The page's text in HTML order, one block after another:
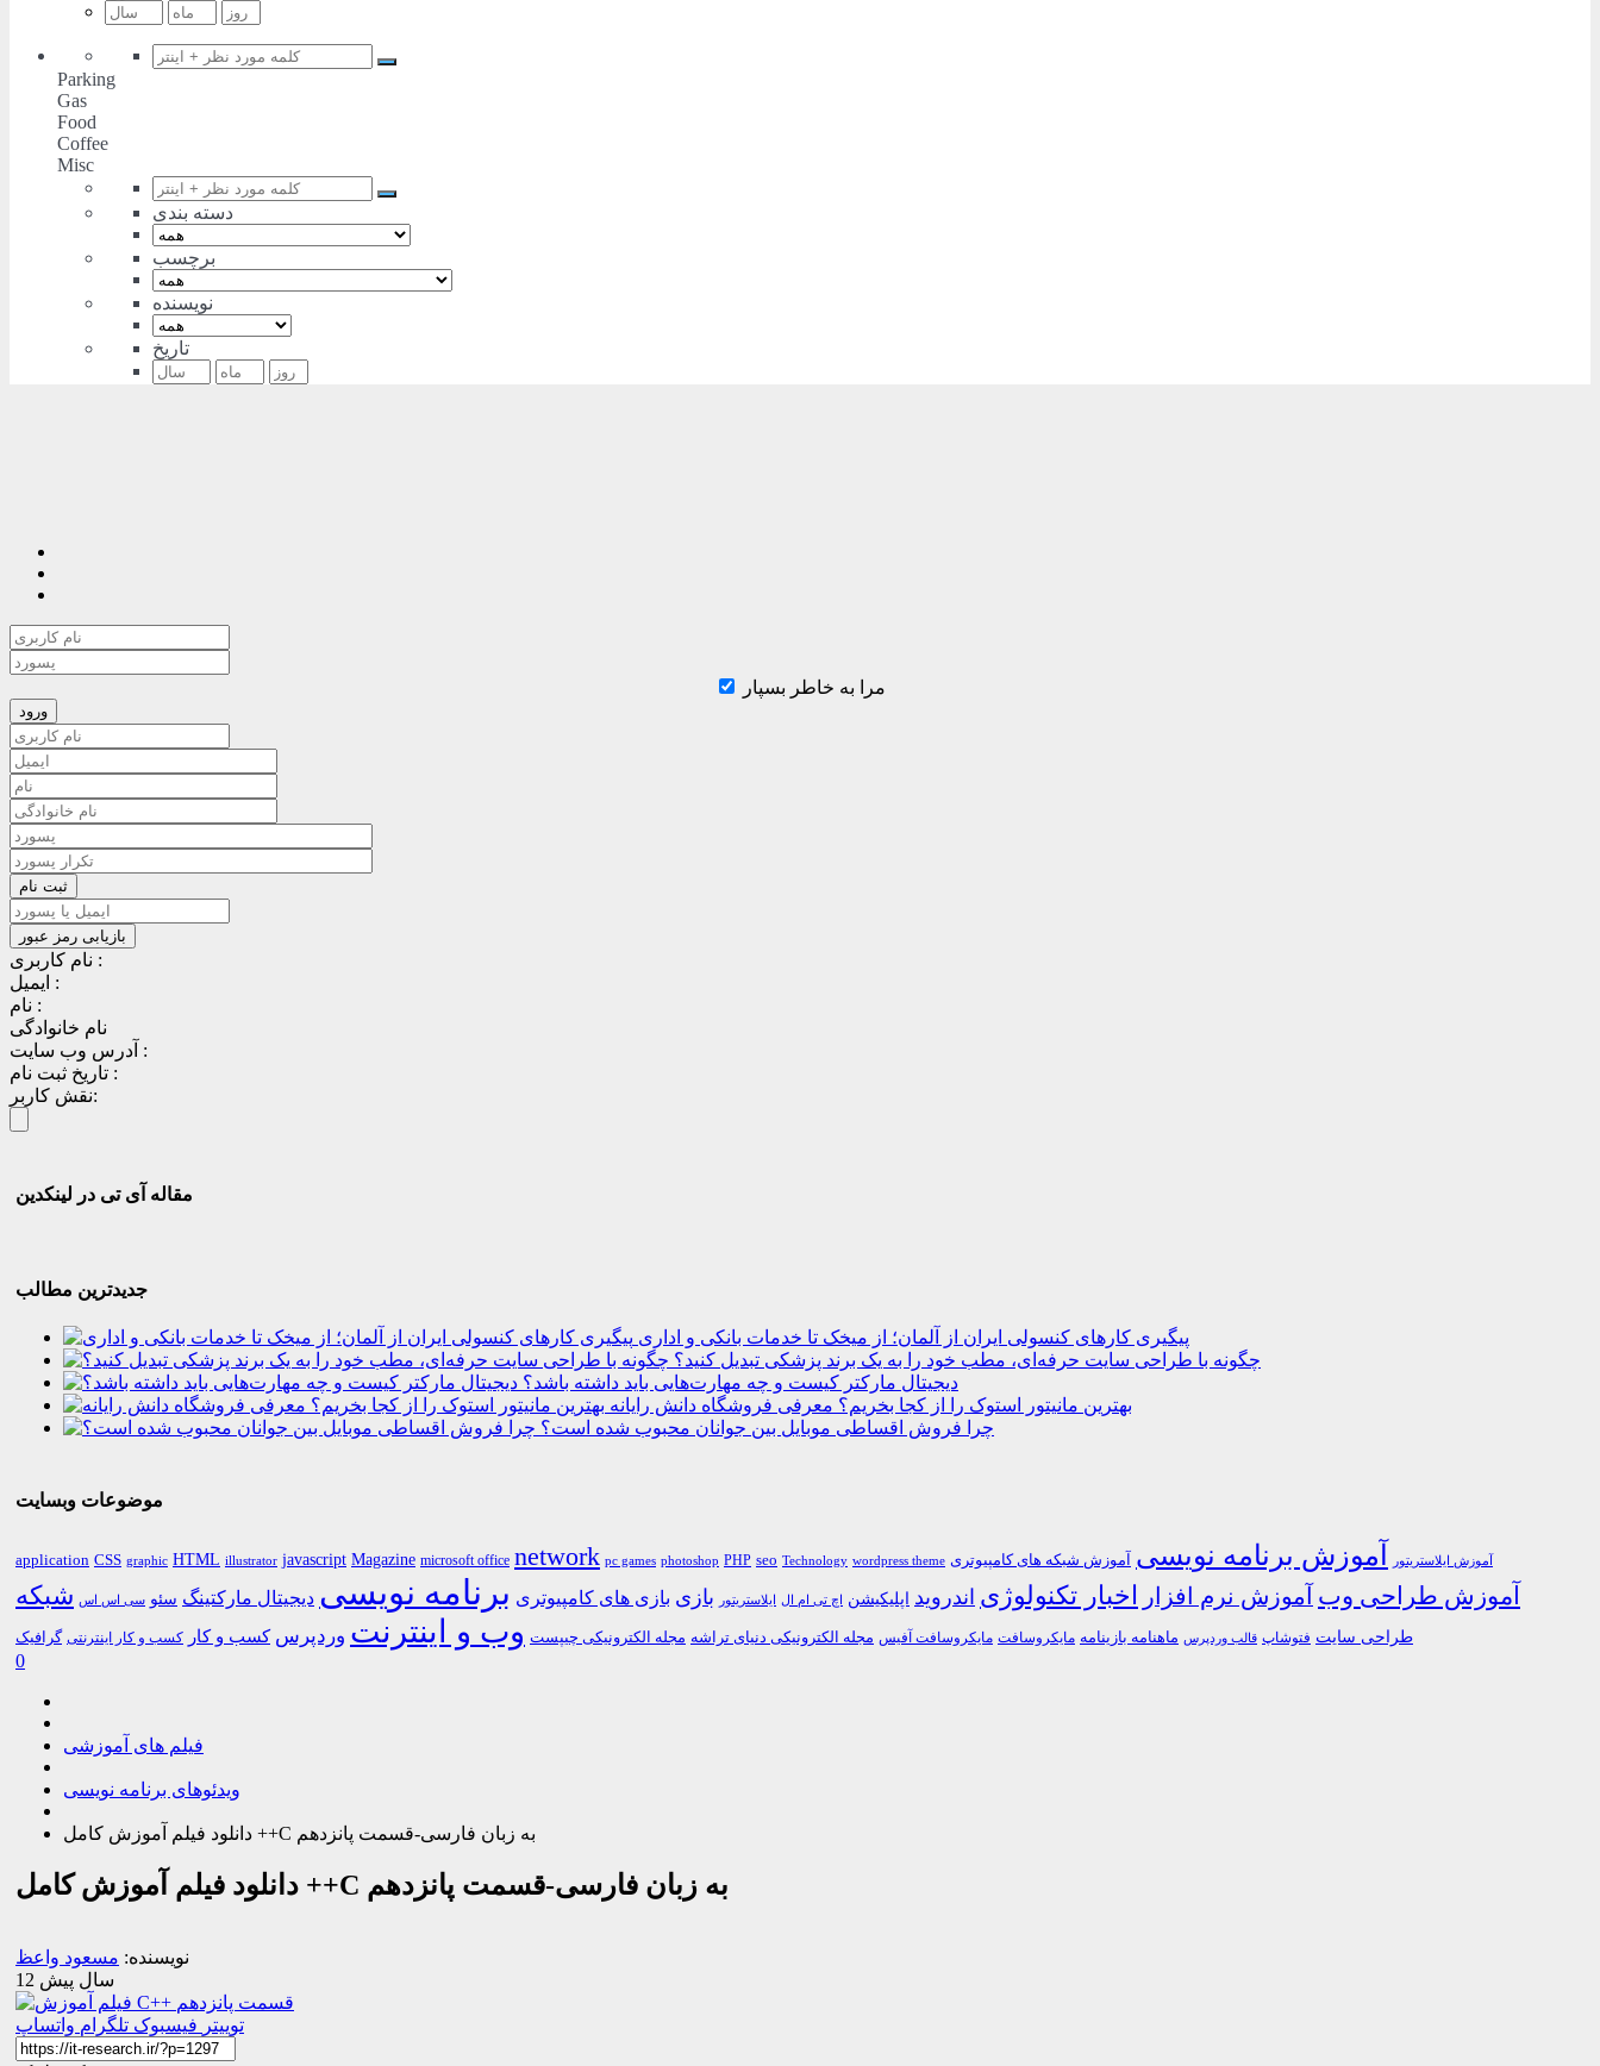
Parking
Gas
Food
Coffee
Misc
دسته بندی
برچسب
نویسنده
تاریخ
مرا به خاطر بسپار
نام کاربری :
ایمیل :
نام :
نام خانوادگی
آدرس وب سایت :
تاریخ ثبت نام :
نقش کاربر:
مقاله آی تی در لینکدین
جدیدترین مطالب
پیگیری کارهای کنسولی ایران از آلمان؛ از میخک تا خدمات بانکی و اداری
چگونه با طراحی سایت حرفه‌ای، مطب خود را به یک برند پزشکی تبدیل کنید؟
دیجیتال مارکتر کیست و چه مهارت‌هایی باید داشته باشد؟
بهترین مانیتور استوک را از کجا بخریم؟ معرفی فروشگاه دانش رایانه
چرا فروش اقساطی موبایل بین جوانان محبوب شده است؟
موضوعات وبسایت
application CSS graphic HTML illustrator javascript Magazine microsoft office network pc games photoshop PHP seo Technology wordpress theme آموزش ایلاستریتور آموزش برنامه نویسی آموزش شبکه های کامپیوتری
آموزش طراحی وب آموزش نرم افزار اخبار تکنولوژی اندروید اپلیکیشن اچ تی ام ال ایلاستریتور بازی بازی های کامپیوتری برنامه نویسی دیجیتال مارکتینگ سئو سی اس اس شبکه
طراحی سایت فتوشاپ قالب وردپرس ماهنامه بازینامه مایکروسافت مایکروسافت آفیس مجله الکترونیکی دنیای تراشه مجله الکترونیکی چیپست وب و اینترنت وردپرس کسب و کار کسب و کار اینترنتی گرافیک
0
فیلم های آموزشی
ویدئوهای برنامه نویسی
دانلود فیلم آموزش کامل ++C به زبان فارسی-قسمت پانزدهم
دانلود فیلم آموزش کامل ++C به زبان فارسی-قسمت پانزدهم
نویسنده: مسعود واعظ
12 سال پیش
توییتر فیسبوک تلگرام واتساپ